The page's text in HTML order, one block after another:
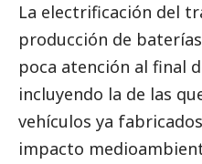
La electrificación del
producción de
poca atención al final
incluyendo la de las
vehículos ya
impacto